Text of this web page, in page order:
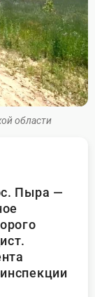
области
Пыра —